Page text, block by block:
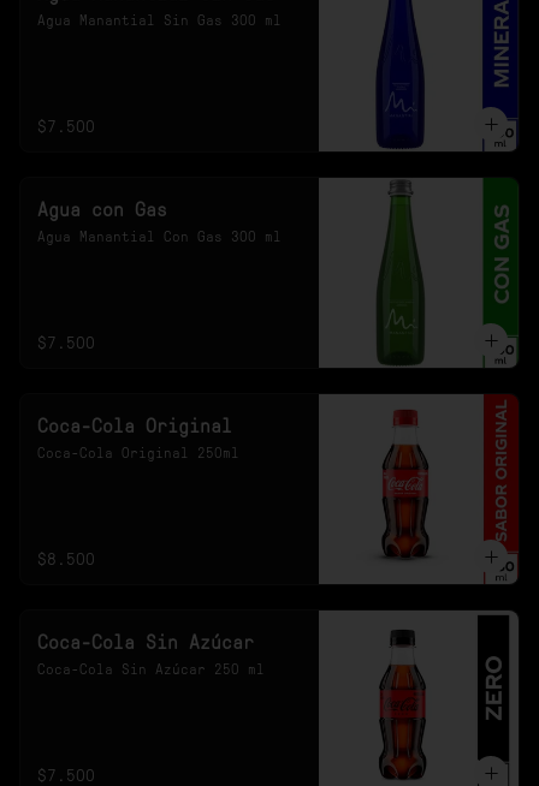
Agua Manantial Sin Gas 300 ml
$7.500
Agua con Gas
Agua Manantial Con Gas 300 ml
$7.500
Coca-Cola Original
Coca-Cola Original 250ml
$8.500
Coca-Cola Sin Azúcar
Coca-Cola Sin Azúcar 250 ml
$7.500